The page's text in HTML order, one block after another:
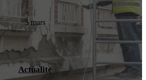
5 mars
Actualité